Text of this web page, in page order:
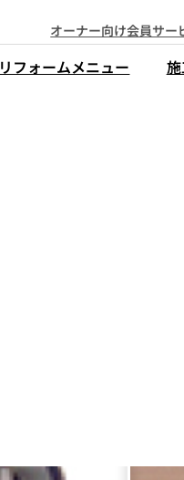
オーナー向け会員サー
リフォームメニュー